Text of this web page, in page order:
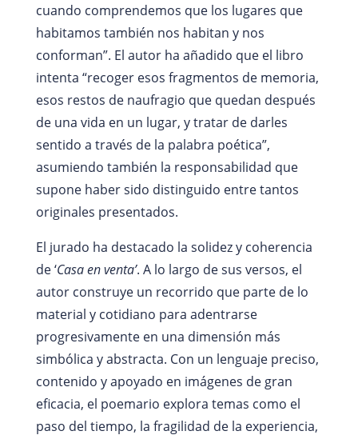
cuando comprendemos que los lugares que
habitamos también nos habitan y nos
conforman”. El autor ha añadido que el libro
intenta “recoger esos fragmentos de memoria,
esos restos de naufragio que quedan después
de una vida en un lugar, y tratar de darles
sentido a través de la palabra poética”,
asumiendo también la responsabilidad que
supone haber sido distinguido entre tantos
originales presentados.
El jurado ha destacado la solidez y coherencia
de ‘Casa en venta’. A lo largo de sus versos, el
autor construye un recorrido que parte de lo
material y cotidiano para adentrarse
progresivamente en una dimensión más
simbólica y abstracta. Con un lenguaje preciso,
contenido y apoyado en imágenes de gran
eficacia, el poemario explora temas como el
paso del tiempo, la fragilidad de la experiencia,